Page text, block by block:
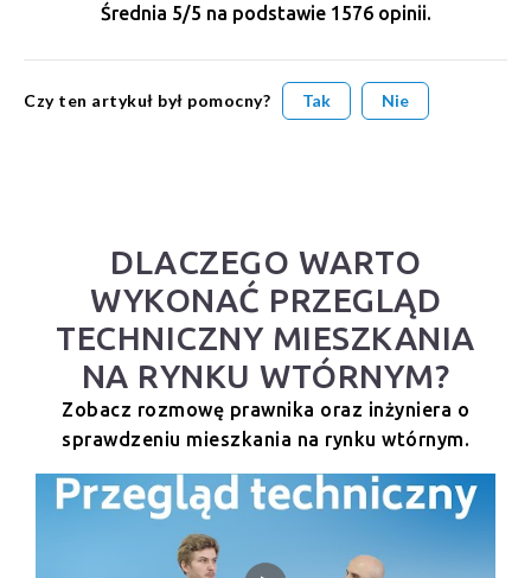
Średnia 5/5 na podstawie 1576opinii.
Czy ten artykuł był pomocny? Tak Nie
DLACZEGO WARTO
WYKONAĆ PRZEGLĄD
TECHNICZNY MIESZKANIA
NA RYNKU WTÓRNYM?
Zobacz rozmowę prawnika oraz inżyniera o
sprawdzeniu mieszkania na rynku wtórnym.